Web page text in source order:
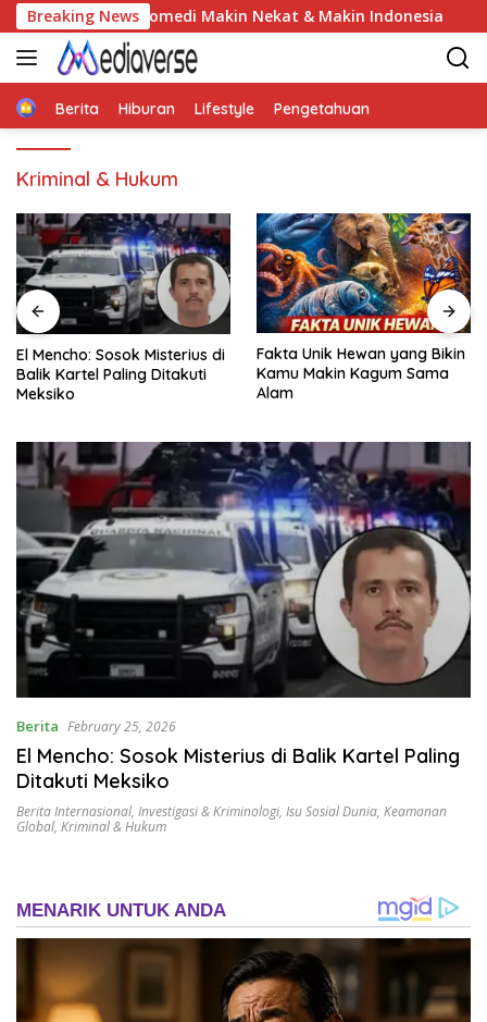
Skip
to
content
Breaking News
Makin Nekat & Makin Indonesia El Mencho:
HomeBerita Hiburan Lifestyle Pengetahuan
Kriminal & Hukum
Fakta Unik Hewan yang Bikin
Kamu Makin Kagum Sama
Alam
7 Fakta Unik Dunia Sains
yang Bikin Kamu Bilang
“Serius Nih?”
Berita February 25, 2026
El Mencho: Sosok Misterius di Balik Kartel Paling
Ditakuti Meksiko
Berita Internasional, Investigasi & Kriminologi, Isu Sosial Dunia, Keamanan
Global, Kriminal & Hukum